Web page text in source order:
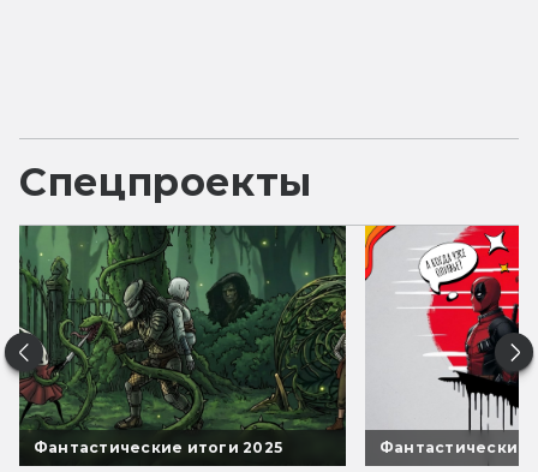
Спецпроекты
Фантастические итоги 2025 Фантастические